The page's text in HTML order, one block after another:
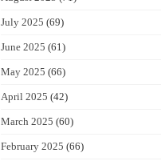
July 2025 (69)
June 2025 (61)
May 2025 (66)
April 2025 (42)
March 2025 (60)
February 2025 (66)